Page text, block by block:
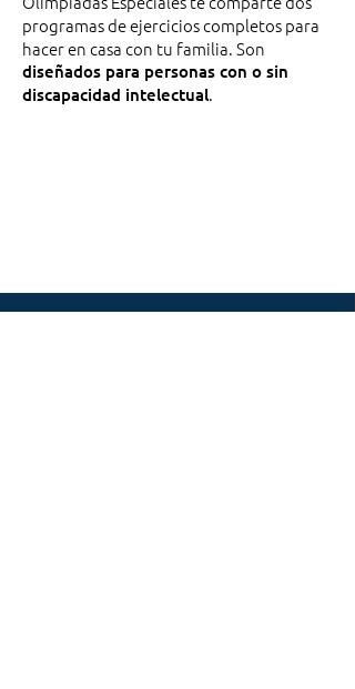
programas de ejercicios completos para
hacer en casa con tu familia. Son
diseñados para personas con o sin
discapacidad intelectual.